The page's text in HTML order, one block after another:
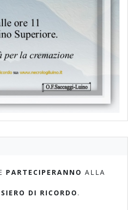
PARTECIPERANNO ALLA
DI RICORDO .